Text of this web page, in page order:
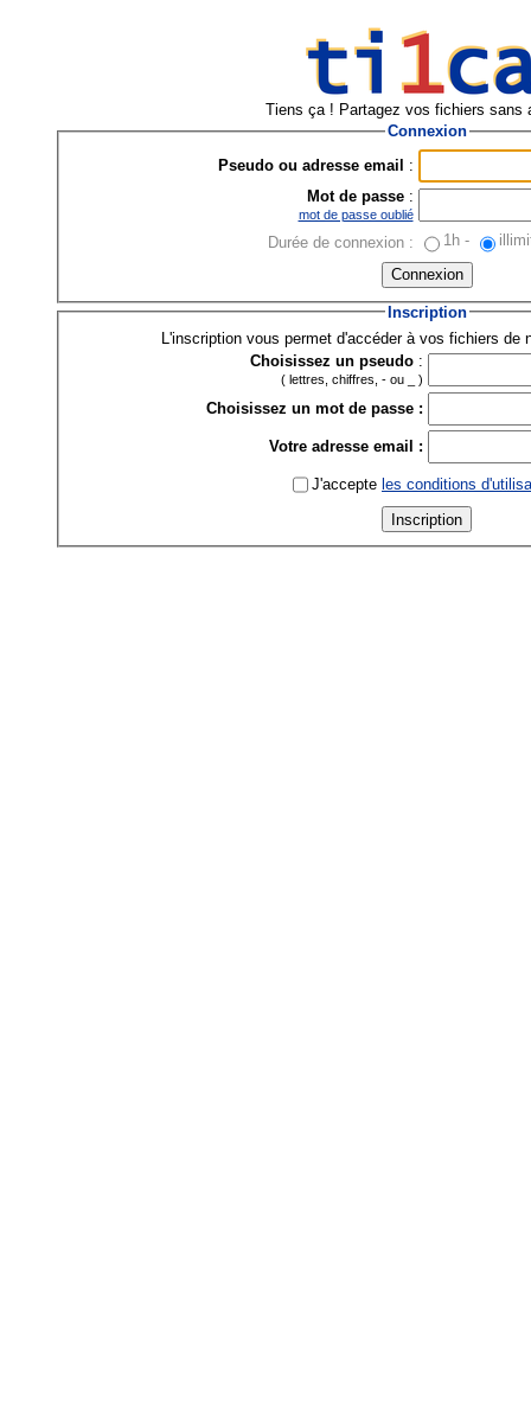
Tiens ça ! Partagez vos fichiers sans
Connexion
Pseudo ou adresse email :
Mot de passe:
mot de passe oublié
Durée de connexion : 1h-
Inscription
L'inscription vous permet d'accéder à vos fichiers de
Choisissez un pseudo :
( lettres, chiffres, - ou _ )
Choisissez un mot de passe :
Votre adresse email :
J'accepte les conditions